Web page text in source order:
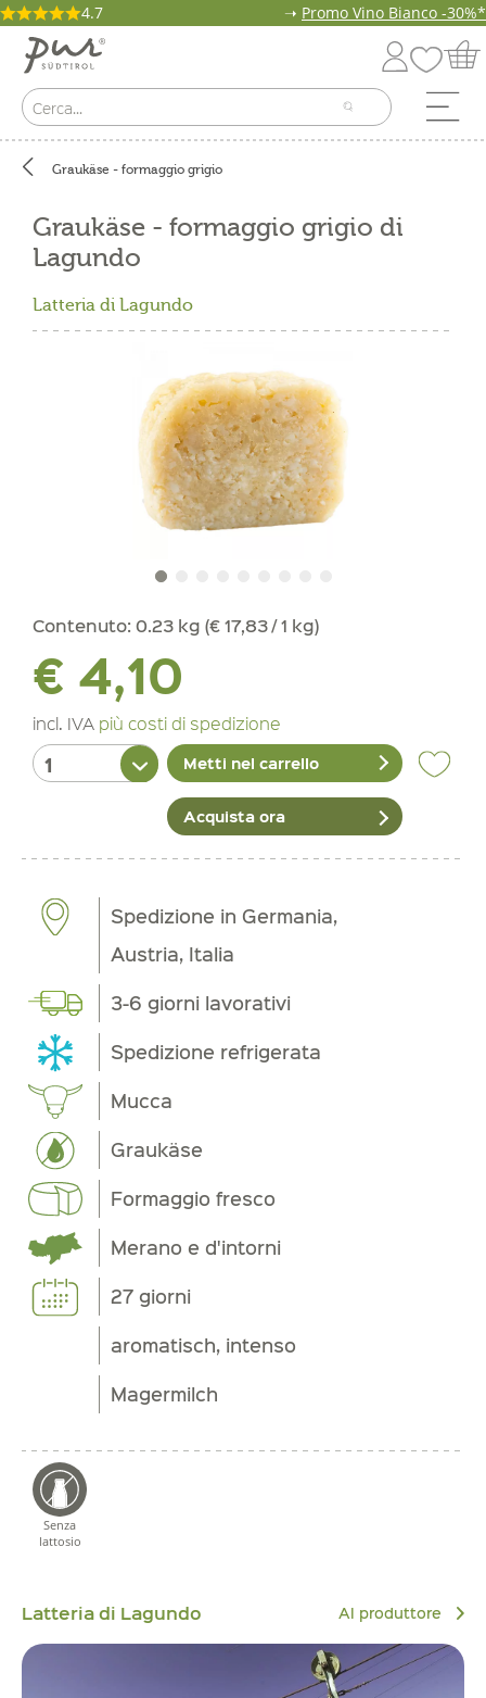
4.7 ➝ Promo Vino Bianco -30%*
Graukäse - formaggio grigio
Graukäse - formaggio grigio di
Lagundo
Latteria di Lagundo
Contenuto: 0.23 kg (€ 17,83 / 1 kg)
€ 4,10
incl. IVA più costi di spedizione
Metti nel carrello
Acquista ora
Spedizione in Germania,
Austria, Italia
3-6 giorni lavorativi
Spedizione refrigerata
Mucca
Graukäse
Formaggio fresco
Merano e d'intorni
27 giorni
aromatisch, intenso
Magermilch
Senza
lattosio
Latteria di Lagundo Al produttore